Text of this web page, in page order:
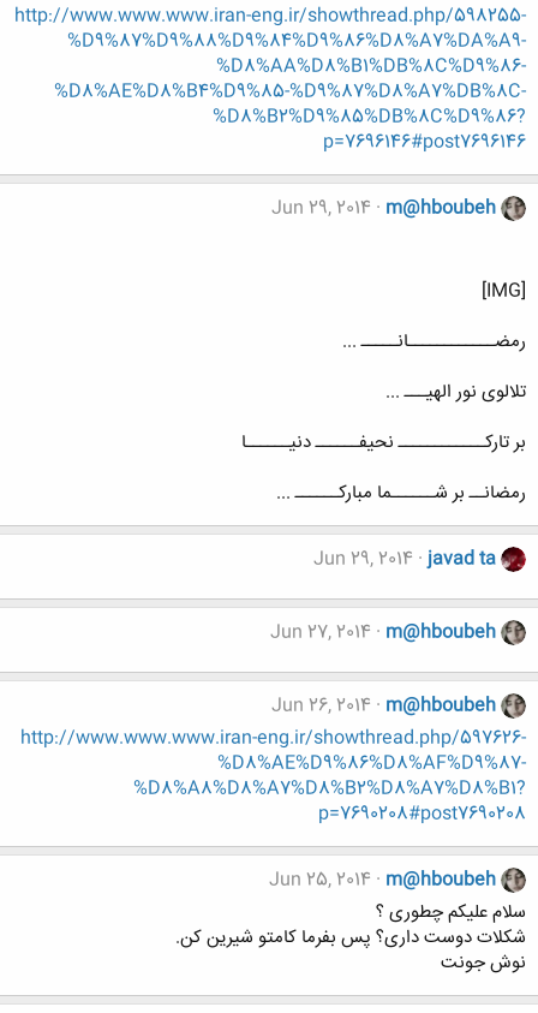
http://www.www.www.iran-eng.ir/showthread.php/598255-
%D9%87%D9%88%D9%84%D9%86%D8%A7%DA%A9-
%D8%AA%D8%B1%DB%8C%D9%86-
%D8%AE%D8%B4%D9%85-%D9%87%D8%A7%DB%8C-
%D8%B2%D9%85%DB%8C%D9%86?
p=7696146#post7696146
m@hboubeh
Jun 29, 2014
[IMG]
رمضــــــــــــانـــــ ...
تلالوی نور الهیـــ ...
بر تارکــــــــــــ نحیفــــــ دنیــــــا
رمضانــ بر شــــــما مبارکــــــ ...
javad ta
Jun 29, 2014
m@hboubeh
Jun 27, 2014
m@hboubeh
Jun 26, 2014
http://www.www.www.iran-eng.ir/showthread.php/597626-
%D8%AE%D9%86%D8%AF%D9%87-
%D8%A8%D8%A7%D8%B2%D8%A7%D8%B1?
p=7690208#post7690208
m@hboubeh
Jun 25, 2014
سلام علیکم چطوری ؟
شکلات دوست داری؟ پس بفرما کامتو شیرین کن.
نوش جونت